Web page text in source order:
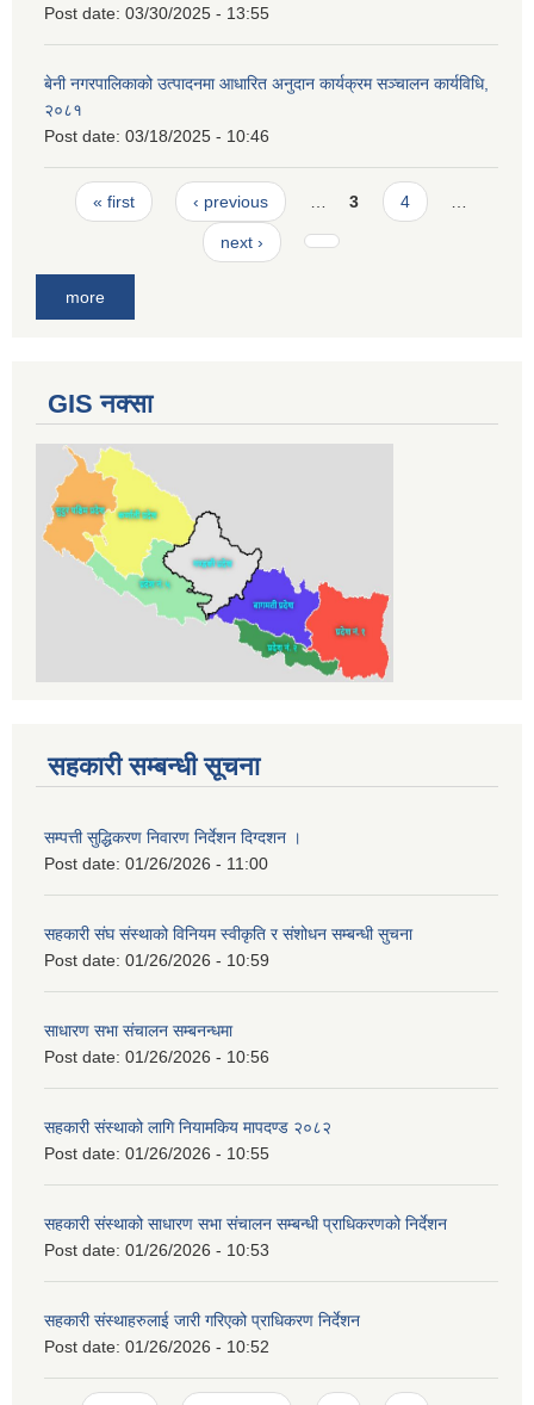
Post date: 03/30/2025 - 13:55
बेनी नगरपालिकाको उत्पादनमा आधारित अनुदान कार्यक्रम सञ्‍चालन कार्यविधि,
२०८१
Post date: 03/18/2025 - 10:46
Pages
« first ‹ previous 3 4
next ›
more
GIS नक्सा
सहकारी सम्बन्धी सूचना
सम्पत्ती सुद्धिकरण निवारण निर्देशन दिग्दशन ।
Post date: 01/26/2026 - 11:00
सहकारी संघ संस्थाको विनियम स्वीकृति र संशोधन सम्बन्धी सुचना
Post date: 01/26/2026 - 10:59
साधारण सभा संचालन सम्बनन्धमा
Post date: 01/26/2026 - 10:56
सहकारी संस्थाको लागि नियामकिय मापदण्ड २०८२
Post date: 01/26/2026 - 10:55
सहकारी संस्थाको साधारण सभा संचालन सम्बन्धी प्राधिकरणको निर्देशन
Post date: 01/26/2026 - 10:53
सहकारी संस्थाहरुलाई जारी गरिएको प्राधिकरण निर्देशन
Post date: 01/26/2026 - 10:52